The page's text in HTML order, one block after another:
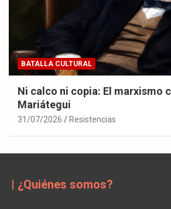
BATALLA CULTURAL
Ni calco ni copia: El marxismo
Mariátegui
31/07/2026 Resistencias
| ¿Quiénes somos?